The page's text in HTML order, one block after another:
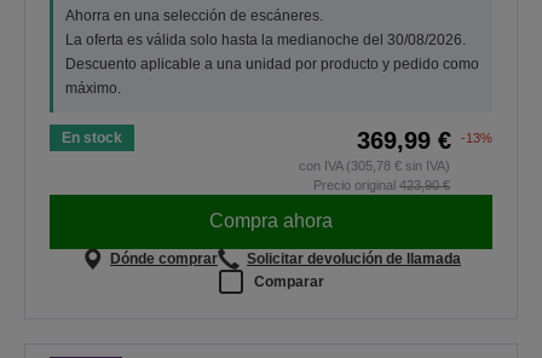
Ahorra en una selección de escáneres.
La oferta es válida solo hasta la medianoche del 30/08/2026.
Descuento aplicable a una unidad por producto y pedido como
máximo.
En stock 369,99 €
-13%
con IVA (305,78 € sin IVA)
Precio original 423,90 €
Compra ahora
Dónde comprar
Solicitar devolución de llamada
Comparar